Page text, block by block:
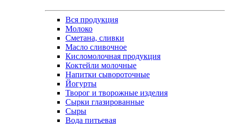
Вся продукция
Молоко
Сметана, сливки
Масло сливочное
Кисломолочная продукция
Коктейли молочные
Напитки сывороточные
Йогурты
Творог и творожные изделия
Сырки глазированные
Сыры
Вода питьевая